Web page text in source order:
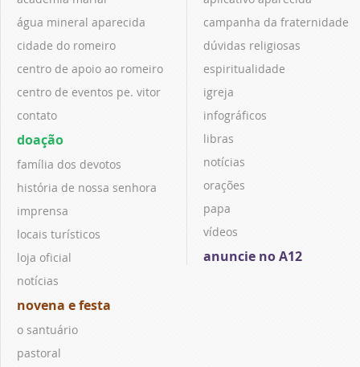
água mineral aparecida
cidade do romeiro
centro de apoio ao romeiro
centro de eventos pe. vitor
contato
doação
família dos devotos
história de nossa senhora
imprensa
locais turísticos
loja oficial
notícias
novena e festa
o santuário
pastoral
campanha da fraternidade
dúvidas religiosas
espiritualidade
igreja
infográficos
libras
notícias
orações
papa
vídeos
anuncie no A12